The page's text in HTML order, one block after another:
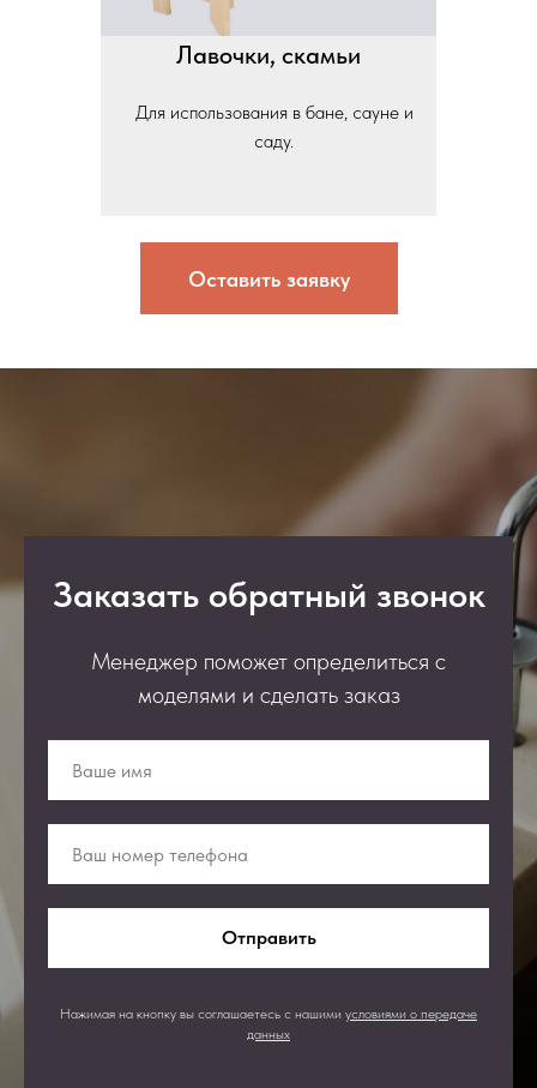
Лавочки, скамьи
Для использования в бане, сауне и
саду.
Оставить заявку
Заказать обратный звонок
Менеджер поможет определиться с
моделями и сделать заказ
Отправить
Нажимая на кнопку вы соглашаетесь с нашими условиями о передаче
данных